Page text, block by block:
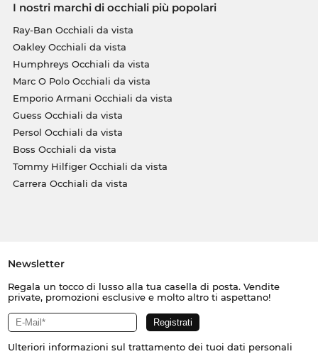
I nostri marchi di occhiali più popolari
Ray-Ban Occhiali da vista
Oakley Occhiali da vista
Humphreys Occhiali da vista
Marc O Polo Occhiali da vista
Emporio Armani Occhiali da vista
Guess Occhiali da vista
Persol Occhiali da vista
Boss Occhiali da vista
Tommy Hilfiger Occhiali da vista
Carrera Occhiali da vista
Newsletter
Regala un tocco di lusso alla tua casella di posta. Vendite
private, promozioni esclusive e molto altro ti aspettano!
Ulteriori informazioni sul trattamento dei tuoi dati personali